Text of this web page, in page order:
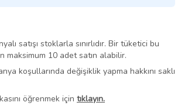
satışı stoklarla sınırlıdır. Bir tüketici bu
maksimum 10 adet satın alabilir.
koşullarında değişiklik yapma hakkını saklı
öğrenmek için tıklayın.